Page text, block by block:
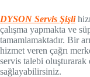
DYSON Servis Şişli
çalışma yapmakta ve
tamamlamaktadır. Bir
hizmet veren çağrı
servis talebi oluşturarak
sağlayabilirsiniz.